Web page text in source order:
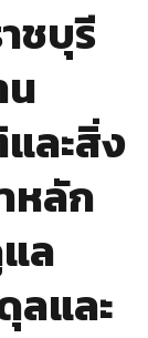
ชบุรี
ละสิ่ง
หลัก
ล
ลและ